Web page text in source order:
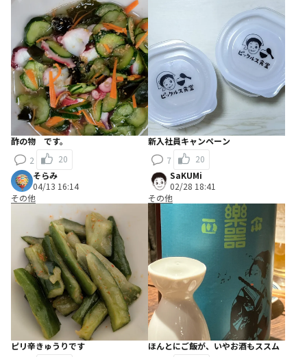
酢の物 です。
2
20
新入社員キャンペーン
7
20
そらみ
04/13 16:14
その他
ピリ辛きゅうりです
SaKUMi
02/28 18:41
その他
ほんとにご飯が、いやお酒もススム